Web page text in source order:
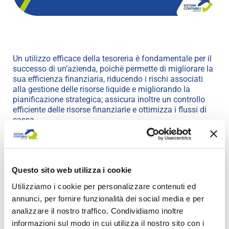
Questo sito web utilizza i cookie
Utilizziamo i cookie per personalizzare contenuti ed
annunci, per fornire funzionalità dei social media e per
analizzare il nostro traffico. Condividiamo inoltre
informazioni sul modo in cui utilizza il nostro sito con i
Un utilizzo efficace della tesoreria è fondamentale per il
successo di un’azienda, poichè permette di migliorare la
sua efficienza finanziaria, riducendo i rischi associati
alla gestione delle risorse liquide e migliorando la
pianificazione strategica; assicura inoltre un controllo
efficiente delle risorse finanziarie e ottimizza i flussi di
cassa.
Implementare soluzioni avanzate per la gestione della
tesoreria offre numerosi vantaggi, tra cui:
– Visibilità e controllo: Monitoraggio in tempo reale dei
flussi di cassa, per consentire decisioni rapide e
informate.
– Ottimizzazione delle risorse: Migliore allocazione delle
risorse finanziarie per ridurre i costi di finanziamento e
massimizzare gli investimenti.
– Automazione dei processi: Riduzione degli errori